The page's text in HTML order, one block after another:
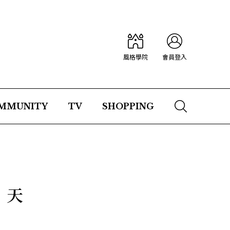
風格學院 會員登入
TV SHOPPING
天